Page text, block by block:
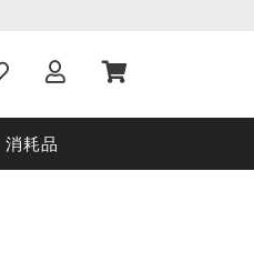
消耗品